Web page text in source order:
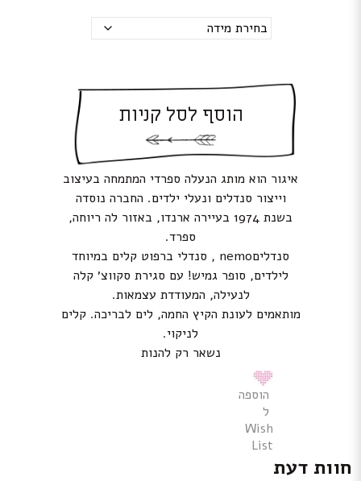
מידות
הוסף לסל קניות
איגור הוא מותג הנעלה ספרדי המתמחה בעיצוב
וייצור סנדלים ונעלי ילדים. החברה נוסדה
בשנת 1974 בעיירה ארנדו, באזור לה ריוחה,
ספרד.
סנדליםnemo , סנדלי ברפוט קלים במיוחד
לילדים, סופר גמיש! עם סגירת סקווצ׳ קלה
לנעילה, המעודדת עצמאות.
מותאמים לעונת הקיץ החמה, לים לבריכה. קלים
לניקוי.
נשאר רק להנות
הוספה
ל
Wish
List
חוות דעת